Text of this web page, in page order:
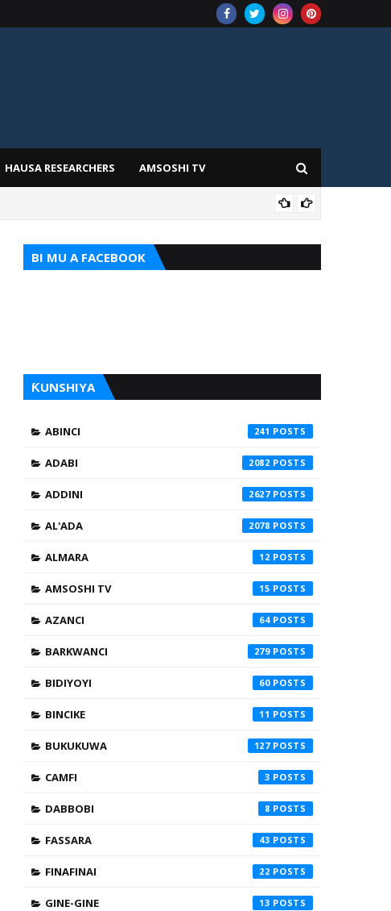
HAUSA RESEARCHERS AMSOSHI TV
BI MU A FACEBOOK
ƘUNSHIYA
ABINCI 241
ADABI 2082
ADDINI 2627
AL'ADA 2078
ALMARA 12
AMSOSHI TV 15
AZANCI 64
BARKWANCI 279
BIDIYOYI 60
BINCIKE 11
BUKUKUWA 127
CAMFI 3
DABBOBI 8
FASSARA 43
FINAFINAI 22
GINE-GINE 13